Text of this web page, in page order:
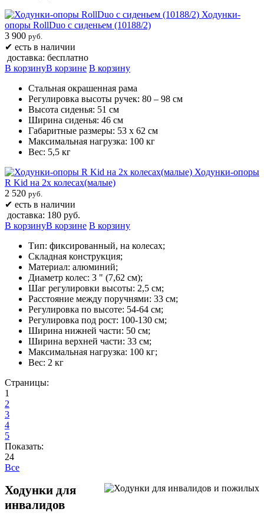
Ходунки-
опоры RollDuo с сиденьем (10188/2)
3 900 руб.
✔ есть в наличии
доставка: бесплатно
В корзинуВ корзине В корзину
Стальная окрашенная рама
Регулировка высоты ручек: 80 – 98 см
Высота сиденья: 51 см
Ширина сиденья: 46 см
Габаритные размеры: 53 х 62 см
Максимальная нагрузка: 100 кг
Вес: 5,5 кг
Ходунки-опоры
R Kid на 2х колесах(малые)
2 520 руб.
✔ есть в наличии
доставка: 180 руб.
В корзинуВ корзине В корзину
Тип: фиксированный, на колесах;
Складная конструкция;
Материал: алюминий;
Диаметр колес: 3 " (7,62 см);
Шаг регулировки высоты: 2,5 см;
Расстояние между поручнями: 33 см;
Регулировка по высоте: 54-64 см;
Регулировка под рост: 100-130 см;
Ширина нижней части: 50 см;
Ширина верхней части: 33 см;
Максимальная нагрузка: 100 кг;
Вес: 2 кг
Страницы:
1
2
3
4
5
Показать:
24
Все
Ходунки для
инвалидов